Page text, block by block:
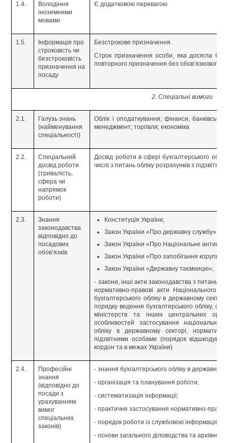
1.4.
Володіння
іноземними
мовами
Є додатковою перевагою
1.5.
Інформація про
строковість чи
безстроковість
призначення на
посаду
Безстрокове призначення.
Строк призначення особи, яка досягла 65-
повторного призначення без обов’язкового
2. Спеціальні вимоги
2.1.
Галузь знань
(найменування
спеціальності)
Облік і оподаткування; фінанси,
менеджмент; торгівля; економіка
2.2.
Спеціальний
досвід роботи
(тривалість,
сфера чи
напрямок
роботи)
Досвід роботи в сфері бухгалтерського
числі з питань обліку розрахунків з
2.3.
Знання
законодавства
відповідно до
посадових
обов’язків
Конституція України;
Закон України «Про державну службу»;
Закон України «Про Національне
Закон України «Про запобігання корупції»;
Закон України «Державну таємницю»;
- закони, інші акти законодавства з питань
нормативно-правові акти Національного
бухгалтерського обліку в державному
порядку ведення бухгалтерського обліку,
міністерств та інших центральних
особливостей застосування національних
обліку в державному секторі,
підзвітними особами (порядок
кордон та в межах України)
2.4.
Професійні
знання
(відповідно до
посади з
урахуванням
вимог
спеціальних
законів)
- знання бухгалтерського обліку в державному
- організація та планування роботи;
- систематизація інформації;
- практичне застосування нормативно-
- порядок роботи із службовою інформацією;
- основи загального діловодства та архівної